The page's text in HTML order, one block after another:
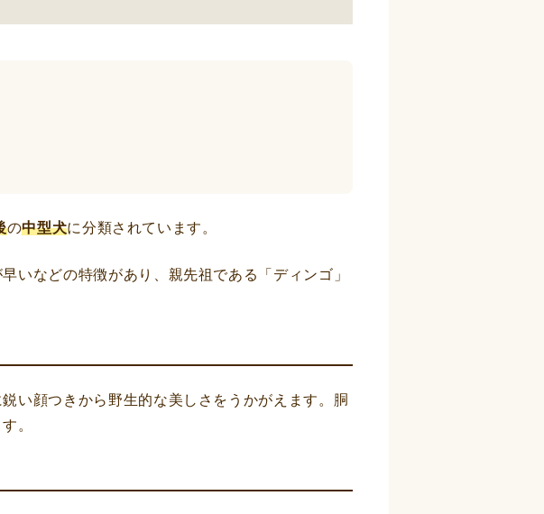
の中型犬に分類されています。
いなどの特徴があり、親先祖である「ディンゴ」
い顔つきから野生的な美しさをうかがえます。胴
。